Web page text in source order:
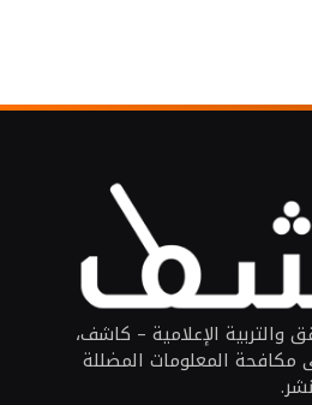
والتربية الإعلامية – كاشف،
المعلومات المضللة